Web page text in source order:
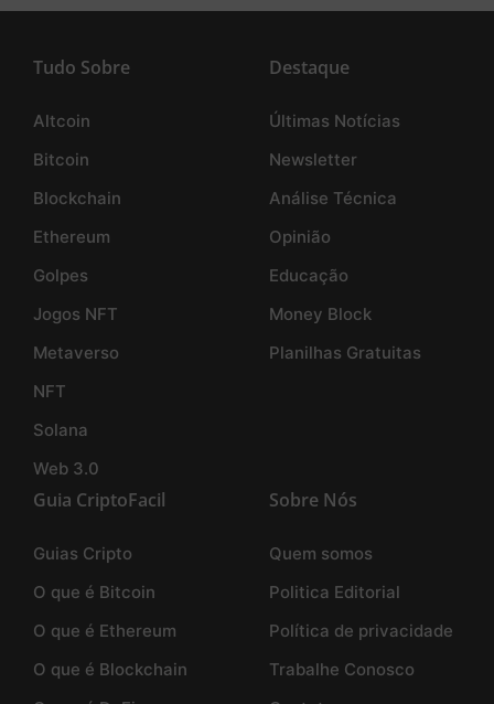
Tudo Sobre
Altcoin
Bitcoin
Blockchain
Ethereum
Golpes
Jogos NFT
Metaverso
NFT
Solana
Web 3.0
Destaque
Últimas Notícias
Newsletter
Análise Técnica
Opinião
Educação
Money Block
Planilhas Gratuitas
Guia CriptoFacil
Guias Cripto
O que é Bitcoin
O que é Ethereum
O que é Blockchain
Sobre Nós
Quem somos
Politica Editorial
Política de privacidade
Trabalhe Conosco